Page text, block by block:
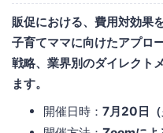
販促における、費用対効果
子育てママに向けたアプロ
戦略、業界別のダイレクト
ます。
開催日時： 7月20日